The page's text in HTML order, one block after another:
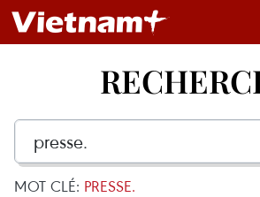
MOT CLÉ: PRESSE.